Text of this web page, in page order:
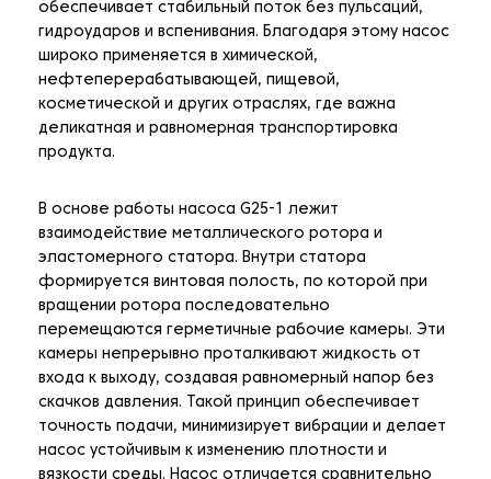
обеспечивает стабильный поток без пульсаций,
гидроударов и вспенивания. Благодаря этому насос
широко применяется в химической,
нефтеперерабатывающей, пищевой,
косметической и других отраслях, где важна
деликатная и равномерная транспортировка
продукта.
В основе работы насоса G25-1 лежит
взаимодействие металлического ротора и
эластомерного статора. Внутри статора
формируется винтовая полость, по которой при
вращении ротора последовательно
перемещаются герметичные рабочие камеры. Эти
камеры непрерывно проталкивают жидкость от
входа к выходу, создавая равномерный напор без
скачков давления. Такой принцип обеспечивает
точность подачи, минимизирует вибрации и делает
насос устойчивым к изменению плотности и
вязкости среды. Насос отличается сравнительно